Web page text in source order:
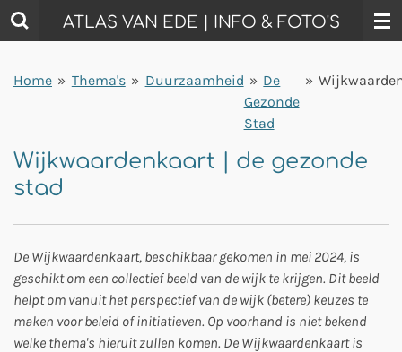
Ga
direct
de
ATLAS VAN EDE | INFO & FOTO'S
Home » Thema's » Duurzaamheid » De
Gezonde
Stad
»
Wijkwaardenkaart | de gezonde
stad
De Wijkwaardenkaart, beschikbaar gekomen in mei 2024, is
geschikt om een collectief beeld van de wijk te krijgen. Dit beeld
helpt om vanuit het perspectief van de wijk (betere) keuzes te
maken voor beleid of initiatieven. Op voorhand is niet bekend
welke thema's hieruit zullen komen. De Wijkwaardenkaart is